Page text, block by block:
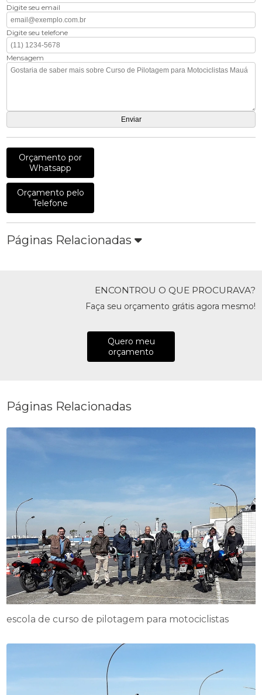
Digite seu email
Digite seu telefone
Mensagem
Orçamento por
Whatsapp
Orçamento pelo
Telefone
Páginas Relacionadas
ENCONTROU O QUE PROCURAVA?
Faça seu orçamento grátis agora mesmo!
Quero meu
orçamento
Páginas Relacionadas
escola de curso de pilotagem para motociclistas